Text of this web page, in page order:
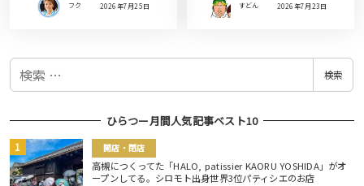
フク 2026年7月25日 すどん 2026年7月23日
検
検索
ひらつー月間人気記事ベスト10
開店・閉店
高槻につくってた「HALO, patissier KAORU YOSHIDA」がオ
ープンしてる。シロモト出身世界3位パティシエのお店